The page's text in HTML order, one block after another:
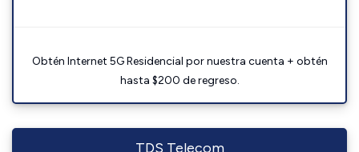
Obtén Internet 5G Residencial por nuestra cuenta + obtén
hasta $200 de regreso.
TDS Telecom